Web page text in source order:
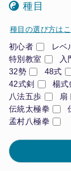
種目
種目の選び方は
初心者 レベ
特別教室
入
32勢
48式
42式剣
楊式
八法五歩
扇
伝統太極拳
孟村八極拳